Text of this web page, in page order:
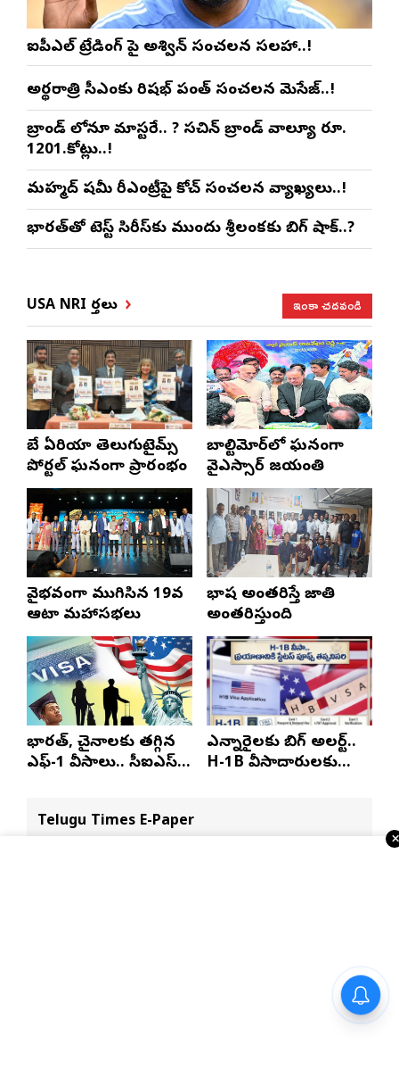
ఐపీఎల్ ట్రేడింగ్ పై అశ్విన్ సంచలన సలహా..!
అర్థరాత్రి సీఎంకు రిషభ్ పంత్ సంచలన మెసేజ్..!
బ్రాండ్ లోనూ మాస్టరే.. ? సచిన్ బ్రాండ్ వాల్యూ రూ.
1201.కోట్లు..!
మహ్మద్ షమీ రీఎంట్రీపై కోచ్ సంచలన వ్యాఖ్యలు..!
భారత్‌తో టెస్ట్ సిరీస్‌కు ముందు శ్రీలంకకు బిగ్ షాక్..?
USA NRI వార్తలు ఇంకా చదవండి
బే ఏరియా తెలుగుటైమ్స్
పోర్టల్ ఘనంగా ప్రారంభం
బాల్టిమోర్‌లో ఘనంగా
వైఎస్సార్‌ జయంతి
వైభవంగా ముగిసిన 19వ
ఆటా మహాసభలు
భాష అంతరిస్తే జాతి
అంతరిస్తుంది
భారత్, చైనాలకు తగ్గిన
ఎఫ్-1 వీసాలు.. సీఐఎస్
ఎన్నారైలకు బిగ్ అలర్ట్..
H-1B వీసాదారులకు
Telugu Times E-Paper